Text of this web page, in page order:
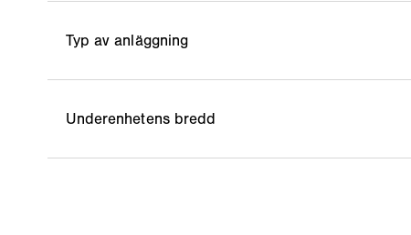
Typ av anläggning
Underenhetens bredd